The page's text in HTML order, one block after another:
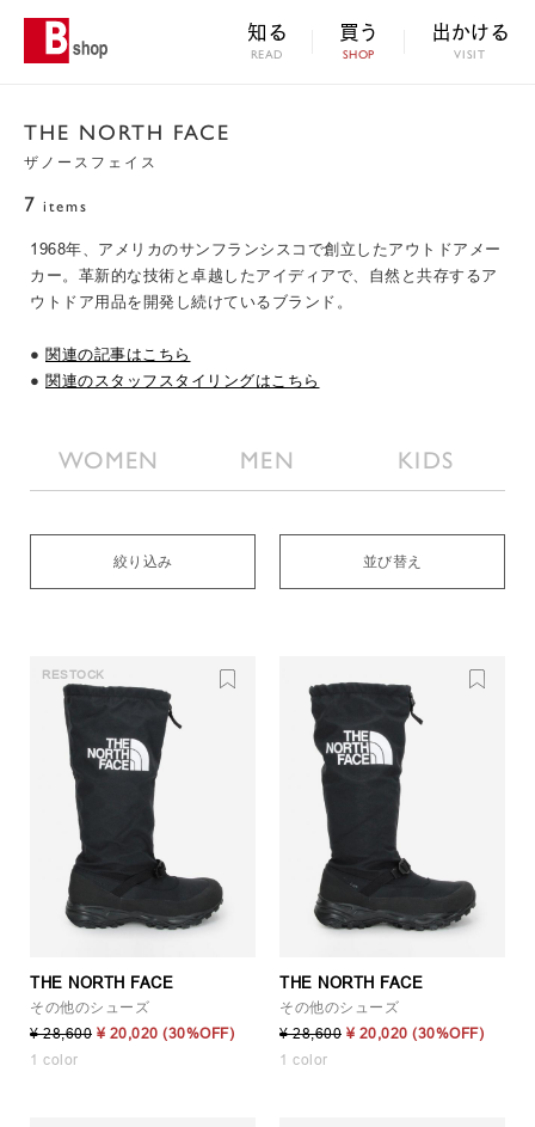
知る
READ
買う
SHOP
出かける
VISIT
THE NORTH FACE
ザノースフェイス
7 items
1968年、アメリカのサンフランシスコで創立したアウトドアメー
カー。革新的な技術と卓越したアイディアで、自然と共存するア
ウトドア用品を開発し続けているブランド。
● 関連の記事はこちら
● 関連のスタッフスタイリングはこちら
WOMEN MEN KIDS
絞り込み 並び替え
RESTOCK
THE NORTH FACE
その他のシューズ
¥ 28,600 ¥ 20,020 (30%OFF)
1 color
THE NORTH FACE
その他のシューズ
¥ 28,600 ¥ 20,020 (30%OFF)
1 color